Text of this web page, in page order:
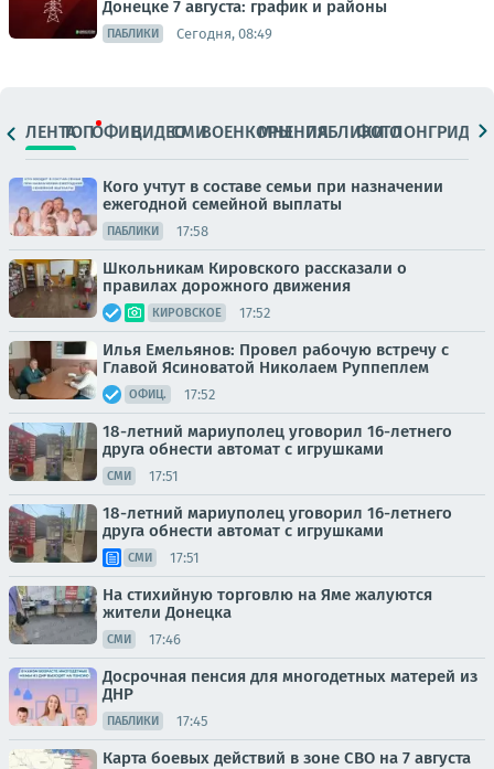
Донецке 7 августа: график и районы
ПАБЛИКИ Сегодня, 08:49
ЛЕНТАТОПОФИЦ.ВИДЕОСМИВОЕНКОРЫМНЕНИЯПАБЛИКИ
ФОТОЛОНГРИДЫ
Кого учтут в составе семьи при назначении
ежегодной семейной выплаты
ПАБЛИКИ 17:58
Школьникам Кировского рассказали о
правилах дорожного движения
КИРОВСКОЕ 17:52
Илья Емельянов: Провел рабочую встречу с
Главой Ясиноватой Николаем Руппеплем
ОФИЦ. 17:52
18-летний мариуполец уговорил 16-летнего
друга обнести автомат с игрушками
СМИ 17:51
18-летний мариуполец уговорил 16-летнего
друга обнести автомат с игрушками
СМИ 17:51
На стихийную торговлю на Яме жалуются
жители Донецка
СМИ 17:46
Досрочная пенсия для многодетных матерей из
ДНР
ПАБЛИКИ 17:45
Карта боевых действий в зоне СВО на 7 августа